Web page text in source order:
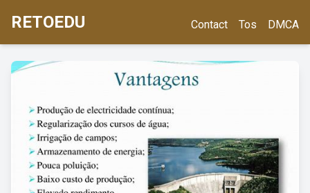
RETOEDU Contact Tos DMCA